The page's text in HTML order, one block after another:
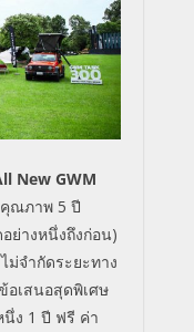
New GWM
คุณภาพ 5 ปี
ย่างหนึ่งถึงก่อน)
ม่จำกัดระยะทาง
อเสนอสุดพิเศษ
ง 1 ปี ฟรี ค่า